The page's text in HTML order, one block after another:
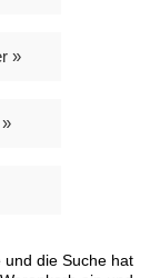
»
und die Suche hat